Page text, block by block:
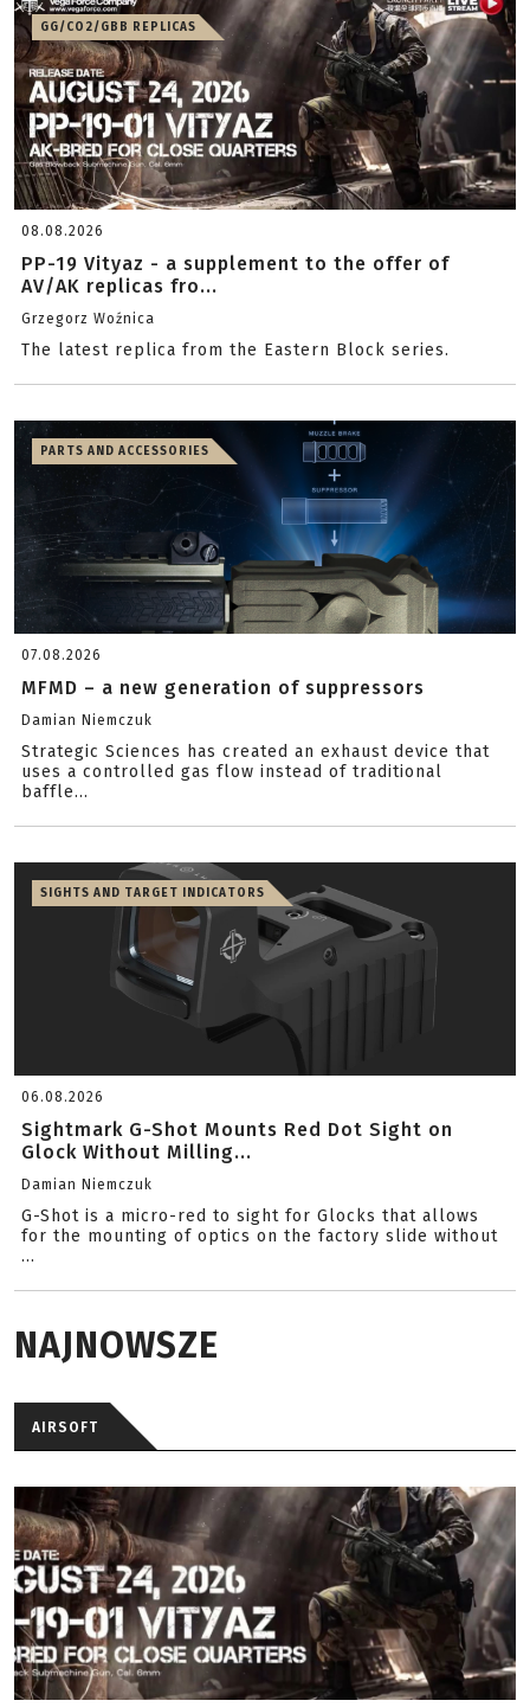
GG/CO2/GBB REPLICAS
08.08.2026
PP-19 Vityaz - a supplement to the offer of
AV/AK replicas fro...
Grzegorz Woźnica
The latest replica from the Eastern Block series.
PARTS AND ACCESSORIES
07.08.2026
MFMD – a new generation of suppressors
Damian Niemczuk
Strategic Sciences has created an exhaust device that
uses a controlled gas flow instead of traditional
baffle...
SIGHTS AND TARGET INDICATORS
06.08.2026
Sightmark G-Shot Mounts Red Dot Sight on
Glock Without Milling...
Damian Niemczuk
G-Shot is a micro-red to sight for Glocks that allows
for the mounting of optics on the factory slide without
...
NAJNOWSZE
AIRSOFT